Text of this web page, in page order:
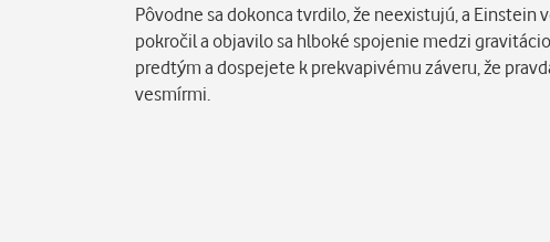
Pôvodne sa dokonca tvrdilo, že neexistujú, a Einstein
pokročil a objavilo sa hlboké spojenie medzi
predtým a dospejete k prekvapivému záveru, že
vesmírmi.